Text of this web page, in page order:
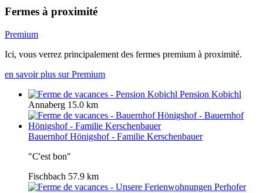
Fermes à proximité
Premium
Ici, vous verrez principalement des fermes premium à proximité.
en savoir plus sur Premium
Pension Kobichl
Annaberg 15.0 km
Bauernhof Hönigshof - Familie Kerschenbauer
"C'est bon"
Fischbach 57.9 km